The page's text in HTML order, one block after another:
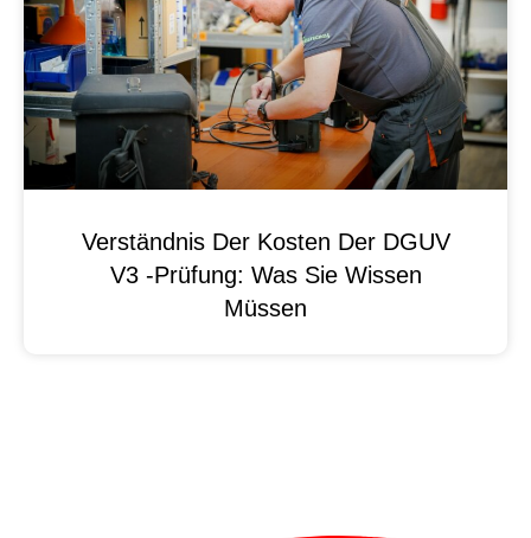
Verständnis Der Kosten Der DGUV
V3 -Prüfung: Was Sie Wissen
Müssen